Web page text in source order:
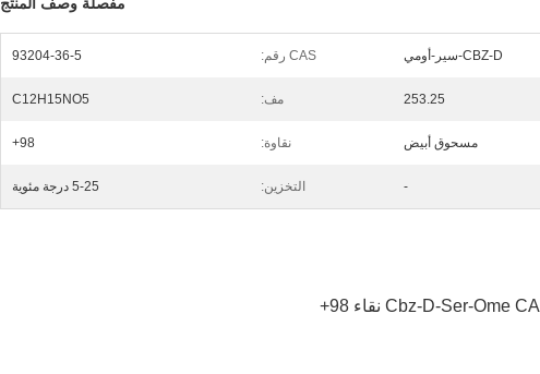
CBZ-D-سير-أومي CAS رقم: 93204-36-5
253.25 مف: C12H15NO5
مسحوق أبيض نقاوة: 98+
- التخزين: 5-25 درجة مئوية